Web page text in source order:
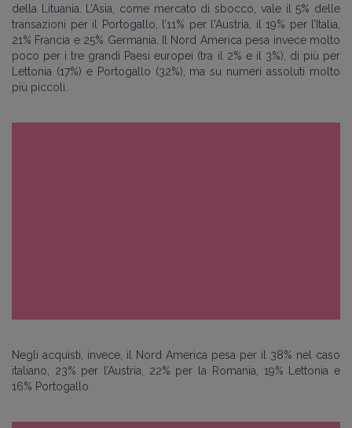
della Lituania. L’Asia, come mercato di sbocco, vale il 5% delle
transazioni per il Portogallo, l’11% per l'Austria, il 19% per l’Italia,
21% Francia e 25% Germania. Il Nord America pesa invece molto
poco per i tre grandi Paesi europei (tra il 2% e il 3%), di più per
Lettonia (17%) e Portogallo (32%), ma su numeri assoluti molto
più piccoli.
Negli acquisti, invece, il Nord America pesa per il 38% nel caso
italiano, 23% per l’Austria, 22% per la Romania, 19% Lettonia e
16% Portogallo.